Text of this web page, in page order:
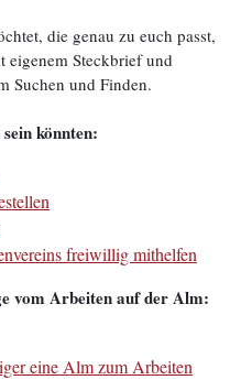
die genau zu euch passt,
eigenem Steckbrief und
Suchen und Finden.
könnten:
freiwillig mithelfen
vom Arbeiten auf der Alm:
eine Alm zum Arbeiten